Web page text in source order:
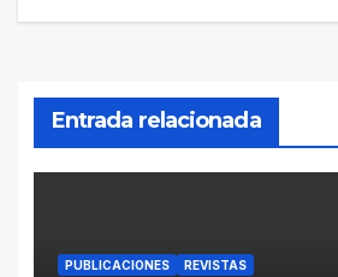
Entrada relacionada
PUBLICACIONES REVISTAS